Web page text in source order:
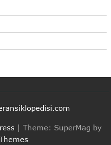
| Theme: SuperMag by